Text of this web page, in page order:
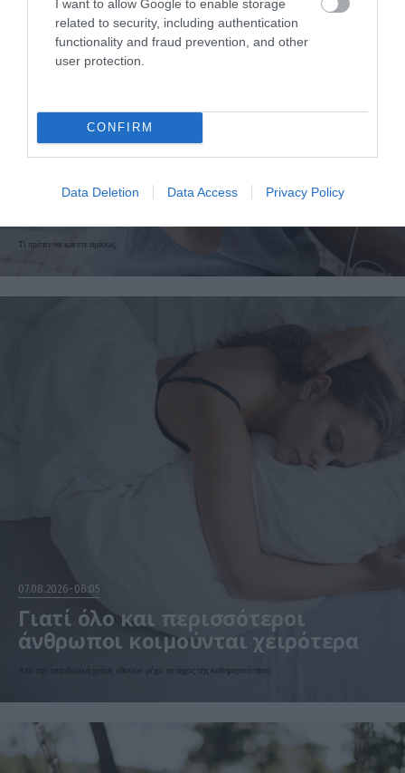
I want to allow Google to enable storage
related to security, including authentication
functionality and fraud prevention, and other
user protection.
CONFIRM
Data Deletion Data Access Privacy Policy
07.08.2026 06:06
ενός «μίνι εγκεφαλικού»
Τι πρέπει να κάνετε αμέσως
07.08.2026 06:05
Γιατί όλο και περισσότεροι
άνθρωποι κοιμούνται χειρότερα
Από την υπερβολική χρήση οθονών μέχρι το άγχος της καθημερινότητας